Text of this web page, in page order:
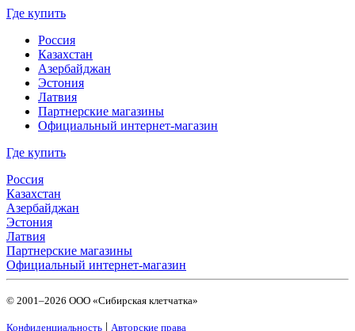
Где купить
Россия
Казахстан
Азербайджан
Эстония
Латвия
Партнерские магазины
Официальный интернет-магазин
Где купить
Россия
Казахстан
Азербайджан
Эстония
Латвия
Партнерские магазины
Официальный интернет-магазин
© 2001–2026 ООО «Сибирская клетчатка»
Конфиденциальность | Авторские права